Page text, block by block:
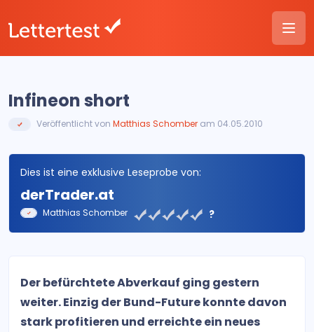
Infineon short
Veröffentlicht von Matthias Schomber am 04.05.2010
Dies ist eine exklusive Leseprobe von:
derTrader.at
Matthias Schomber ?
Der befürchtete Abverkauf ging gestern
weiter. Einzig der Bund-Future konnte davon
stark profitieren und erreichte ein neues